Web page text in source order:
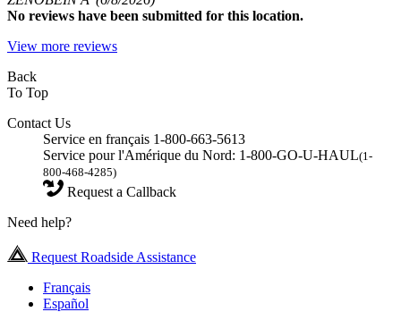
No reviews have been submitted for this location.
View more reviews
Back
To Top
Contact Us
Service en français 1-800-663-5613
Service pour l'Amérique du Nord: 1-800-GO-U-HAUL(1-
800-468-4285)
Request a Callback
Need help?
Request Roadside Assistance
Français
Español